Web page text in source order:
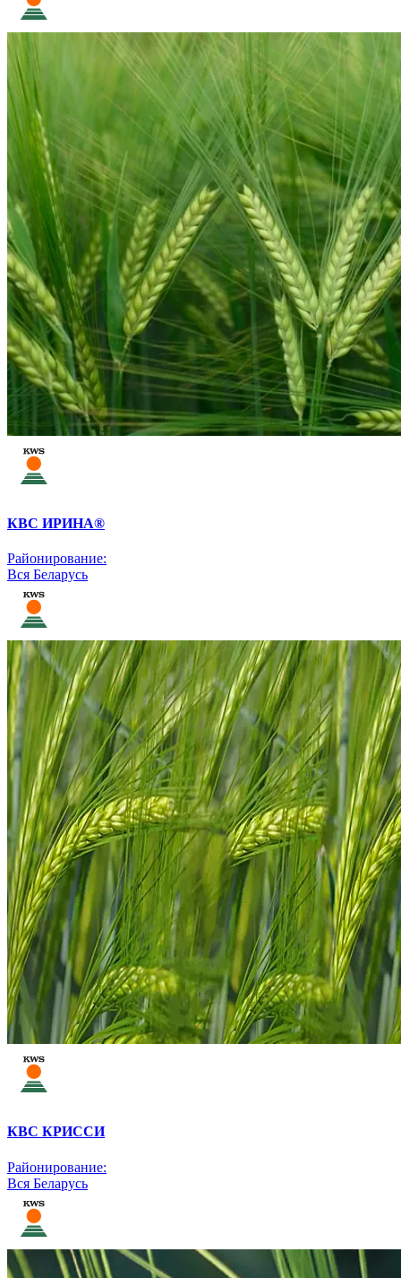
КВС ИРИНА®
Районирование:
Вся Беларусь
КВС КРИССИ
Районирование:
Вся Беларусь